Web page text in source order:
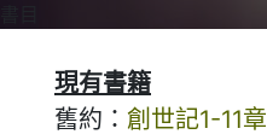
現有書籍
舊約： 創世記1-11章